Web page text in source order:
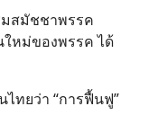
มสมัชชาพรรค
หม่ของพรรค ได้
ไทยว่า “การฟื้นฟู”